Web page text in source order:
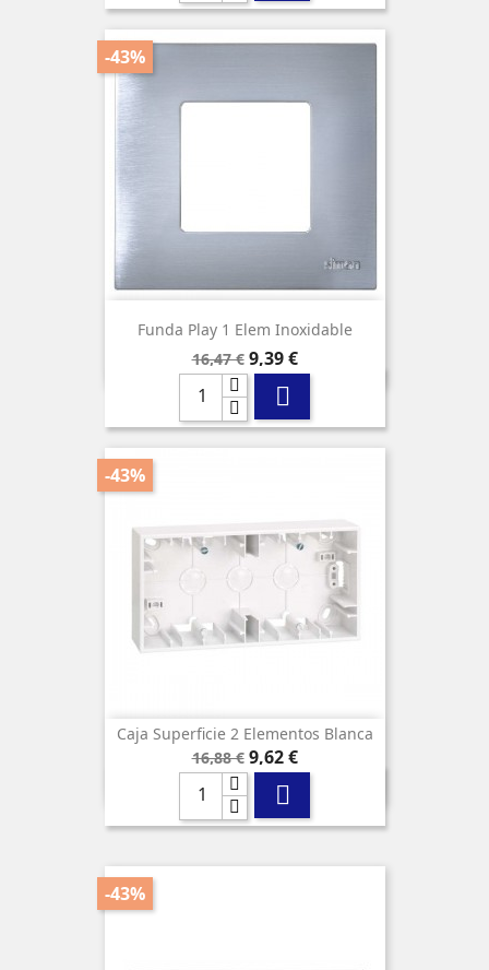
Funda Play 1 Elem Inoxidable
Precio
base
16,47 €
-43%
Precio
9,39 €

Caja Superficie 2 Elementos Blanca
Precio
base
16,88 €
-43%
Precio
9,62 €

-43%